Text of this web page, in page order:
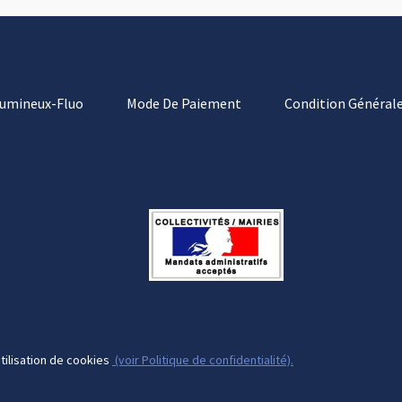
Fluo Mode De Paiement Condition
de cookies (voir Politique de confidentialité).